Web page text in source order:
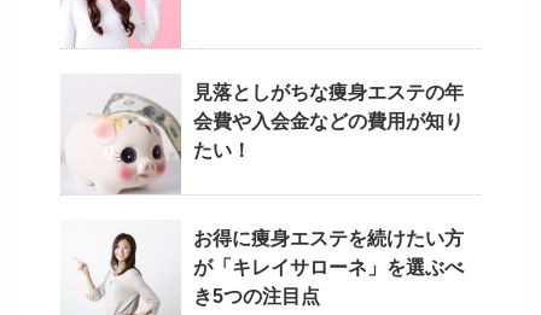
見落としがちな痩身エステの年
会費や入会金などの費用が知り
たい！
お得に痩身エステを続けたい方
が「キレイサローネ」を選ぶべ
き5つの注目点